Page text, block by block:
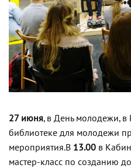
27 июня, в День молодежи, в
библиотеке для молодежи
мероприятия.В 13.00 в
мастер-класс по созданию